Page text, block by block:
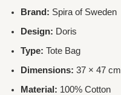
Brand: Spira of Sweden
Design: Doris
Type: Tote Bag
Dimensions: 37 × 47 cm
Material: 100% Cotton